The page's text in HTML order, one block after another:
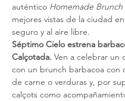
auténtico Homemade Brunch
mejores vistas de la ciudad
seguro y al aire libre.
Séptimo Cielo estrena
Calçotada. Ven a celebrar un
con un brunch barbacoa con
de carne o verduras y, por
calçots como